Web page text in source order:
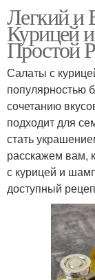
Легкий и
Курицей
Простой
Салаты с
популярностью
сочетанию
подходит для
стать
расскажем вам,
с курицей и
доступный